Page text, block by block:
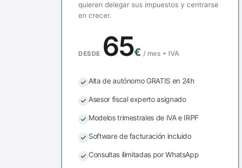
quieren delegar sus impuestos y centrarse
en crecer.
DESDE 65€ / mes + IVA
Alta de autónomo GRATIS en 24h
Asesor fiscal experto asignado
Modelos trimestrales de IVA e IRPF
Software de facturación incluido
Consultas ilimitadas por WhatsApp